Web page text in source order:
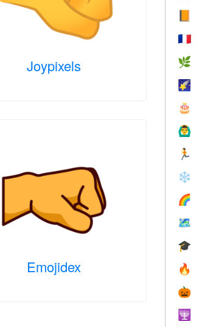
Joypixels
Emojidex
🇫🇷
🌿
🌠
🎂
🙆‍♂️
🏃
❄️
🌈
🗺
🎓
🔥
🎃
🕎